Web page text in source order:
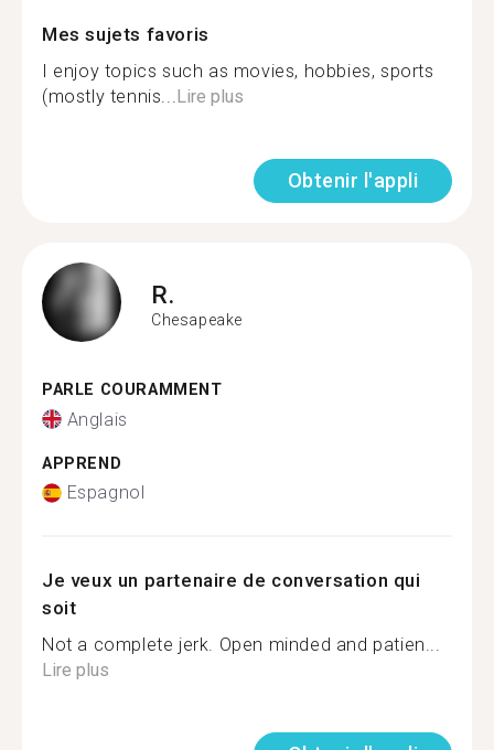
Mes sujets favoris
I enjoy topics such as movies, hobbies, sports
(mostly tennis...Lire plus
Obtenir l'appli
R.
Chesapeake
PARLE COURAMMENT
Anglais
APPREND
Espagnol
Je veux un partenaire de conversation qui
soit
Not a complete jerk. Open minded and patien...
Lire plus